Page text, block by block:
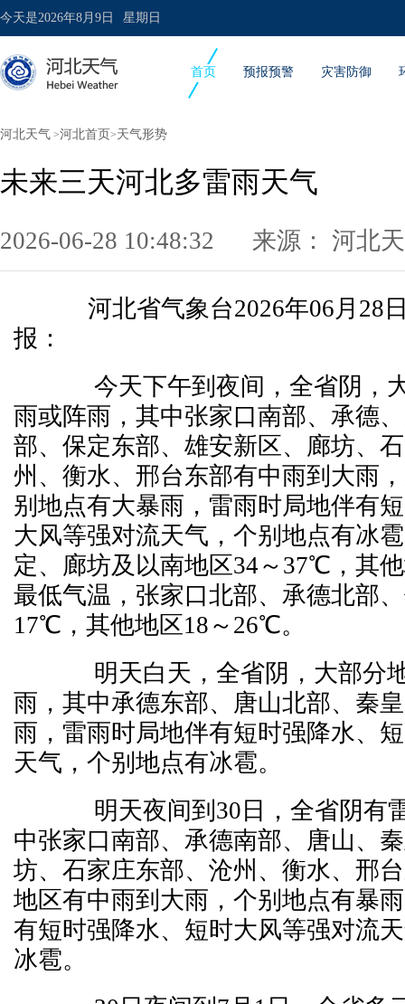
今天是2026年8月9日 星期日
首页 预报预警 灾害防御
河北天气 >河北首页 >天气形势
未来三天河北多雷雨天气
2026-06-28 10:48:32 来源： 河北
河北省气象台2026年06月28
报：
今天下午到夜间，全省阴，
雨或阵雨，其中张家口南部、承德
部、保定东部、雄安新区、廊坊、
州、衡水、邢台东部有中雨到大雨
别地点有大暴雨，雷雨时局地伴有
大风等强对流天气，个别地点有冰
定、廊坊及以南地区34～37℃，其
最低气温，张家口北部、承德北部
17℃，其他地区18～26℃。
明天白天，全省阴，大部分
雨，其中承德东部、唐山北部、秦
雨，雷雨时局地伴有短时强降水、
天气，个别地点有冰雹。
明天夜间到30日，全省阴有
中张家口南部、承德南部、唐山、
坊、石家庄东部、沧州、衡水、邢
地区有中雨到大雨，个别地点有暴
有短时强降水、短时大风等强对流
冰雹。